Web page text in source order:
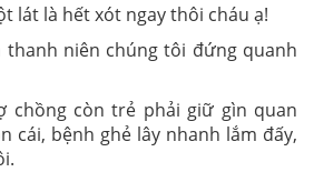
lát là hết xót ngay thôi cháu ạ!
thanh niên chúng tôi đứng quanh
chồng còn trẻ phải giữ gìn quan
cái, bệnh ghẻ lây nhanh lắm đấy,